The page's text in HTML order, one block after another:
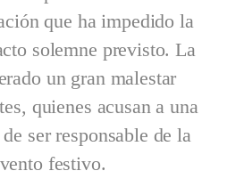
que ha impedido la
solemne previsto. La
un gran malestar
quienes acusan a una
ser responsable de la
festivo.